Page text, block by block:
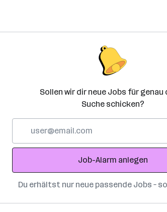
Sollen wir dir neue Jobs für genau
Suche schicken?
Adresse
Job-Alarm anlegen
Du erhältst nur neue passende Jobs –